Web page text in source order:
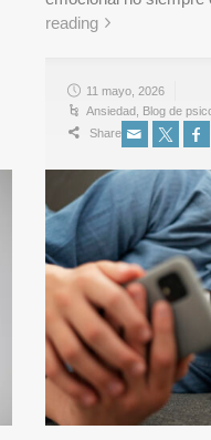
reading
11 mayo, 2026
Ansiedad Blog de
Share